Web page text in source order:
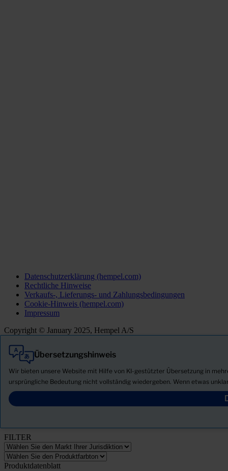
Datenschutzerklärung (hempel.com)
Rechtliche Hinweise
Verkaufs-, Lieferungs- und Zahlungsbedingungen
Cookie-Hinweis (hempel.com)
Impressum
Copyright © January 2025, Hempel A/S
Übersetzungshinweis
Wir bieten unsere Website mit Hilfe von KI-gestützter Übersetzung in
ursprüngliche Bedeutung nicht vollständig wiedergeben. Wenn etwas
Alle
Produkte
Sicherheitsdatenblatt herunterladen
FILTER
Produktdatenblatt